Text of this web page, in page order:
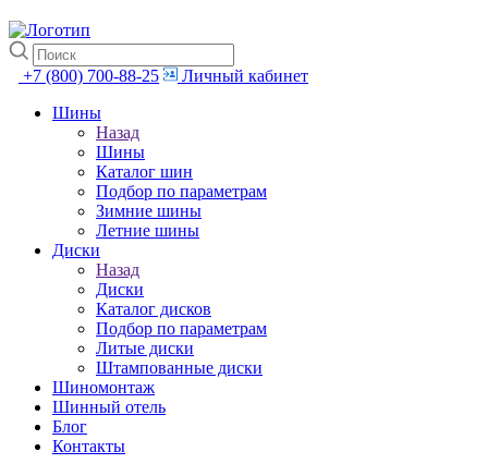
+7 (800) 700-88-25
Личный кабинет
Шины
Назад
Шины
Каталог шин
Подбор по параметрам
Зимние шины
Летние шины
Диски
Назад
Диски
Каталог дисков
Подбор по параметрам
Литые диски
Штампованные диски
Шиномонтаж
Шинный отель
Блог
Контакты